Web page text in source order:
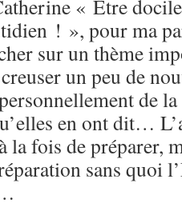
« Être
! », pour ma
sur un thème
un peu de
de
en ont dit…
la fois de préparer,
sans quoi